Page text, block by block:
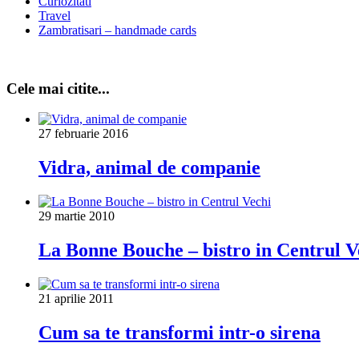
Travel
Zambratisari – handmade cards
Cele mai citite...
27 februarie 2016
Vidra, animal de companie
29 martie 2010
La Bonne Bouche – bistro in Centrul
21 aprilie 2011
Cum sa te transformi intr-o sirena